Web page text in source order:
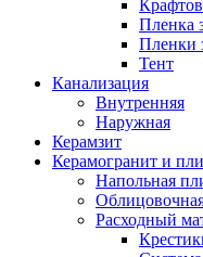
Пленка
Пленки
Тент
Канализация
Внутренняя
Наружная
Керамзит
Керамогранит и
Напольная
Расходный